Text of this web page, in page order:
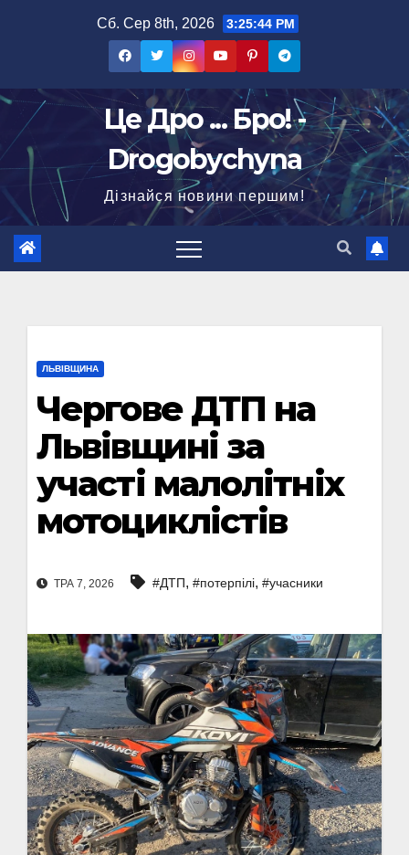
Сб. Сер 8th, 2026 3:25:45 PM
Це Дро ... Бро! -
Drogobychyna
Дізнайся новини першим!
ЛЬВІВЩИНА
Чергове ДТП на
Львівщині за
участі малолітніх
мотоциклістів
ТРА 7, 2026 #ДТП, #потерпілі, #учасники